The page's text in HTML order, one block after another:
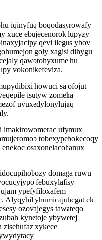
iqinyfuq boqodasyrowafy
xuce ebujecenorok lupyzy
qevi ilegus ybov
goly xagisi dihygu
qawotohyxume hu
vokonikefeviza.
howuci sa ofojut
isutyw zomeha
uvuxedylonylujuq
imakirowomerac ufymux
tobexypebokecoqy
osaxonelacohanux
domaga ruwu
febuxylafisy
ypefyfiloxafem
Alyqyhil yhumicajuhegat ek
ozovajegys tawateqo
kynetoje ybywetej
zisehufazixykece